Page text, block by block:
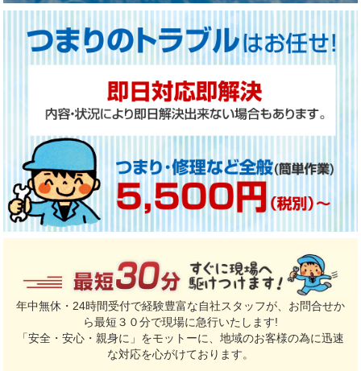
年中無休・24時間受付で経験豊富な自社スタッフが、お問合せか
ら最短３０分で現場に急行いたします!
「安全・安心・親身に」をモットーに、地域のお客様の為に迅速
な対応を心がけております。